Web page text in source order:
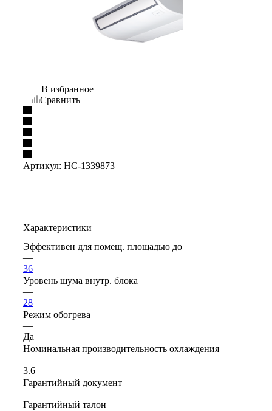
В избранное
Сравнить
Артикул: НС-1339873
Характеристики
Эффективен для помещ. площадью до
—
36
Уровень шума внутр. блока
—
28
Режим обогрева
—
Да
Номинальная производительность охлаждения
—
3.6
Гарантийный документ
—
Гарантийный талон